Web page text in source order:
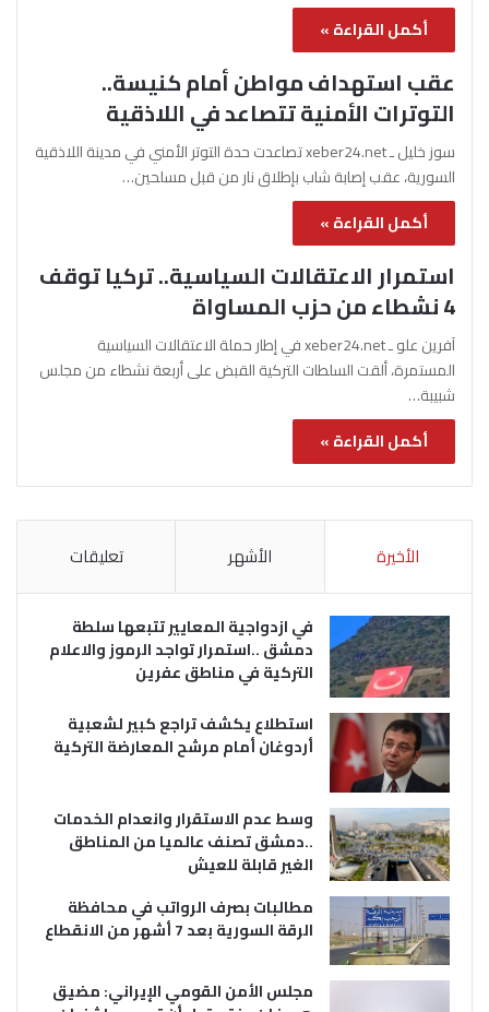
أكمل القراءة »
عقب استهداف مواطن أمام كنيسة..
التوترات الأمنية تتصاعد في اللاذقية
سوز خليل ـ xeber24.net تصاعدت حدة التوتر الأمني في مدينة اللاذقية
السورية، عقب إصابة شاب بإطلاق نار من قبل مسلحين…
أكمل القراءة »
استمرار الاعتقالات السياسية.. تركيا توقف
4 نشطاء من حزب المساواة
آفرين علو ـ xeber24.net في إطار حملة الاعتقالات السياسية
المستمرة، ألقت السلطات التركية القبض على أربعة نشطاء من مجلس
شبيبة…
أكمل القراءة »
الأخيرة الأشهر تعليقات
في ازدواجية المعايير تتبعها سلطة
دمشق ..استمرار تواجد الرموز والاعلام
التركية في مناطق عفرين
استطلاع يكشف تراجع كبير لشعبية
أردوغان أمام مرشح المعارضة التركية
وسط عدم الاستقرار وانعدام الخدمات
..دمشق تصنف عالميا من المناطق
الغير قابلة للعيش
مطالبات بصرف الرواتب في محافظة
الرقة السورية بعد 7 أشهر من الانقطاع
مجلس الأمن القومي الإيراني: مضيق